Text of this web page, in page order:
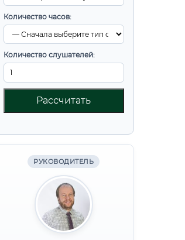
Количество часов:
Количество слушателей:
Рассчитать
РУКОВОДИТЕЛЬ